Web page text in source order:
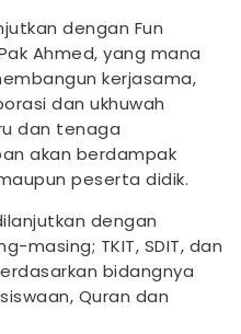
dengan Fun
Ahmed, yang mana
kerjasama,
dan ukhuwah
dan tenaga
akan berdampak
peserta didik.
dengan
masing; TKIT, SDIT, dan
bidangnya
Quran dan